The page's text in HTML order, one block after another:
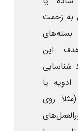
به زحمت
این
شناسایی
یا
روی